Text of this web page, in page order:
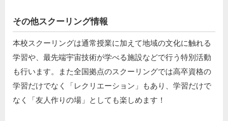
その他スクーリング情報
本校スクーリングは通常授業に加えて地域の文化に触れる
学習や、最先端宇宙技術が学べる施設などで行う特別活動
も行います。また全国拠点のスクーリングでは高卒資格の
学習だけでなく「レクリエーション」もあり、学習だけで
なく「友人作りの場」としても楽しめます！